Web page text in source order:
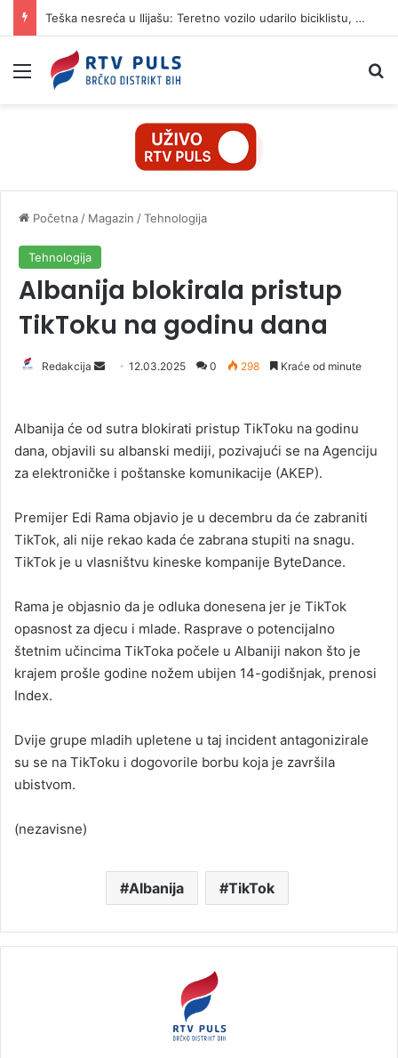
Teška nesreća u Ilijašu: Teretno vozilo udarilo biciklistu, 75-godišnjak zadržan u bolnici
Izbornik
Početna / Magazin /Tehnologija
Tehnologija
Albanija blokirala pristup
TikToku na godinu dana
Redakcija
d
a
n
m
a
i
12.03.2025 0 298 Kraće od minute
Albanija će od sutra blokirati pristup TikToku na godinu
dana, objavili su albanski mediji, pozivajući se na Agenciju
za elektroničke i poštanske komunikacije (AKEP).
Premijer Edi Rama objavio je u decembru da će zabraniti
TikTok, ali nije rekao kada će zabrana stupiti na snagu.
TikTok je u vlasništvu kineske kompanije ByteDance.
Rama je objasnio da je odluka donesena jer je TikTok
opasnost za djecu i mlade. Rasprave o potencijalno
štetnim učincima TikToka počele u Albaniji nakon što je
krajem prošle godine nožem ubijen 14-godišnjak, prenosi
Index.
Dvije grupe mladih upletene u taj incident antagonizirale
su se na TikToku i dogovorile borbu koja je završila
ubistvom.
(nezavisne)
Albanija TikTok